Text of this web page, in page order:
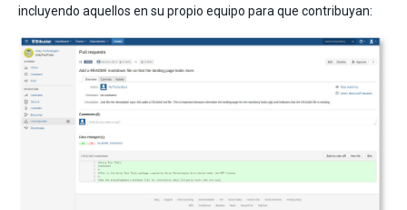
incluyendo aquellos en su propio equipo para que contribuyan: